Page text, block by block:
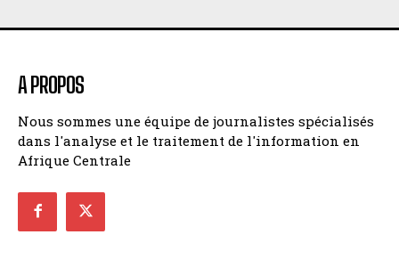
A PROPOS
Nous sommes une équipe de journalistes spécialisés
dans l'analyse et le traitement de l'information en
Afrique Centrale